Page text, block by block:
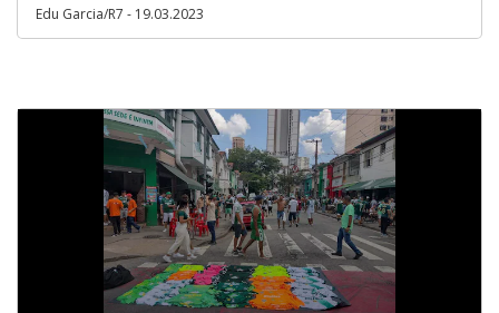
Edu Garcia/R7 - 19.03.2023